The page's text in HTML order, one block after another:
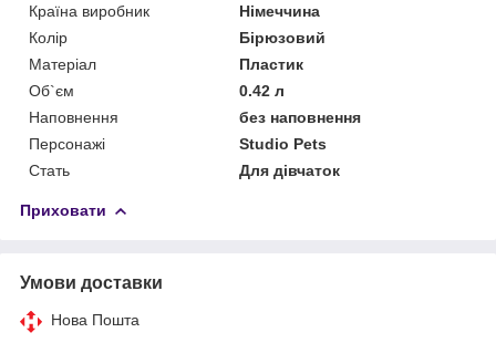
Країна виробник
Німеччина
Колір
Бірюзовий
Матеріал
Пластик
Об`єм
0.42 л
Наповнення
без наповнення
Персонажі
Studio Pets
Стать
Для дівчаток
Приховати
Умови доставки
Нова Пошта